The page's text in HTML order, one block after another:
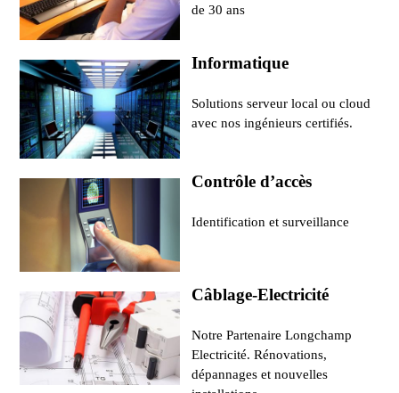
de 30 ans
Informatique
Solutions serveur local ou cloud
avec nos ingénieurs certifiés.
Contrôle d’accès
Identification et surveillance
Câblage-Electricité
Notre Partenaire Longchamp
Electricité. Rénovations,
dépannages et nouvelles